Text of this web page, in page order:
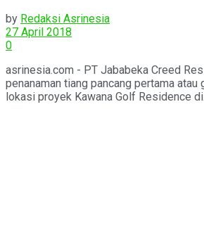
by Redaksi Asrinesia
27 April 2018
0
asrinesia.com - PT Jababeka Creed
penanaman tiang pancang pertama atau
lokasi proyek Kawana Golf Residence